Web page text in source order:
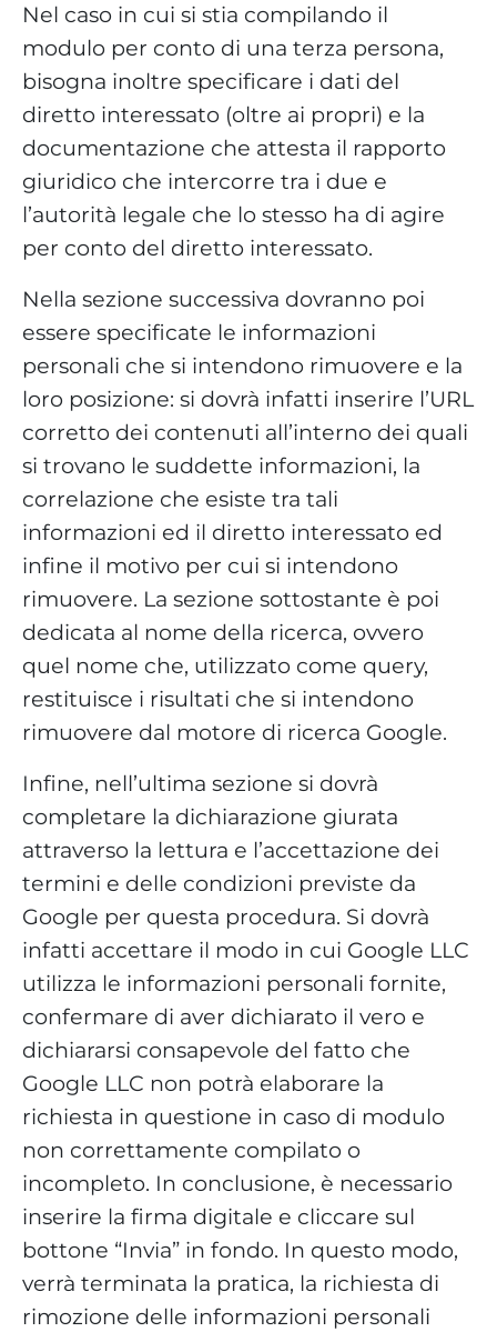
Nel caso in cui si stia compilando il
modulo per conto di una terza persona,
bisogna inoltre specificare i dati del
diretto interessato (oltre ai propri) e la
documentazione che attesta il rapporto
giuridico che intercorre tra i due e
l’autorità legale che lo stesso ha di agire
per conto del diretto interessato.
Nella sezione successiva dovranno poi
essere specificate le informazioni
personali che si intendono rimuovere e la
loro posizione: si dovrà infatti inserire l’URL
corretto dei contenuti all’interno dei quali
si trovano le suddette informazioni, la
correlazione che esiste tra tali
informazioni ed il diretto interessato ed
infine il motivo per cui si intendono
rimuovere. La sezione sottostante è poi
dedicata al nome della ricerca, ovvero
quel nome che, utilizzato come query,
restituisce i risultati che si intendono
rimuovere dal motore di ricerca Google.
Infine, nell’ultima sezione si dovrà
completare la dichiarazione giurata
attraverso la lettura e l’accettazione dei
termini e delle condizioni previste da
Google per questa procedura. Si dovrà
infatti accettare il modo in cui Google LLC
utilizza le informazioni personali fornite,
confermare di aver dichiarato il vero e
dichiararsi consapevole del fatto che
Google LLC non potrà elaborare la
richiesta in questione in caso di modulo
non correttamente compilato o
incompleto. In conclusione, è necessario
inserire la firma digitale e cliccare sul
bottone “Invia” in fondo. In questo modo,
verrà terminata la pratica, la richiesta di
rimozione delle informazioni personali